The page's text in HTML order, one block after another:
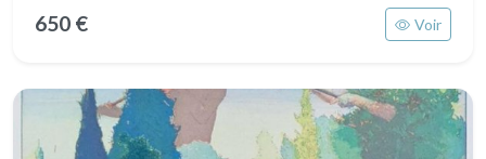
650 € Voir